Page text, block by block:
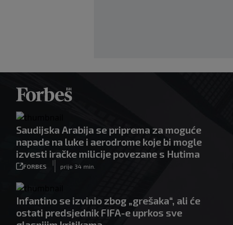
Saudijska Arabija se priprema za moguće
napade na luke i aerodrome koje bi mogle
izvesti iračke milicije povezane s Hutima
FORBES
|
prije 34 min.
Infantino se izvinio zbog „grešaka“, ali će
ostati predsjednik FIFA-e uprkos sve